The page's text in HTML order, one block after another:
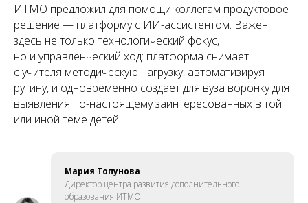
ИТМО предложил для помощи коллегам продуктовое
решение — платформу с ИИ-ассистентом. Важен
здесь не только технологический фокус,
но и управленческий ход: платформа снимает
с учителя методическую нагрузку, автоматизируя
рутину, и одновременно создает для вуза воронку для
выявления по-настоящему заинтересованных в той
или иной теме детей.
Мария Топунова
Директор центра развития дополнительного
образования ИТМО